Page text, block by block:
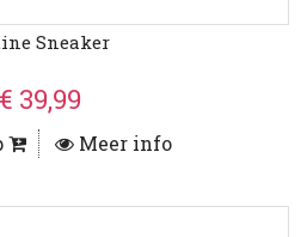
Sneaker
€ 39,99
Meer info